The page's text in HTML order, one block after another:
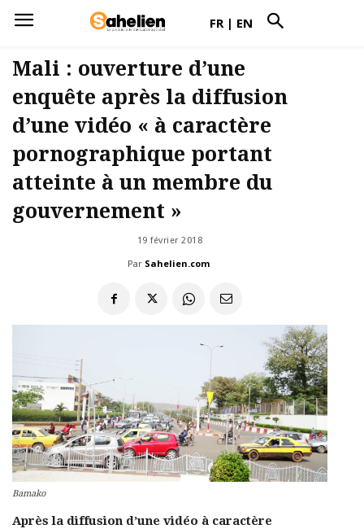
FR | EN
Mali : ouverture d’une
enquête après la diffusion
d’une vidéo « à caractère
pornographique portant
atteinte à un membre du
gouvernement »
19 février 2018
Par Sahelien.com
Bamako
Après la diffusion d’une vidéo à caractère